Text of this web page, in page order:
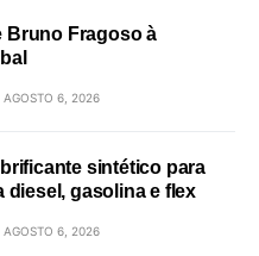
Bruno Fragoso à
AGOSTO 6, 2026
sintético para
diesel, gasolina e flex
AGOSTO 6, 2026